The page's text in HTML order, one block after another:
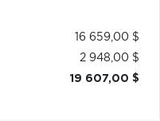
16 659,00 $
2 948,00 $
19 607,00 $